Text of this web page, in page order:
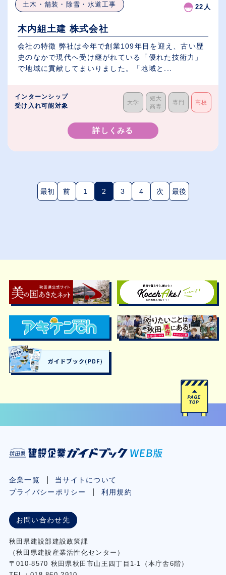
土木・舗装・除雪・水道工事 22人
木内組土建 株式会社
会社の特徴 弊社は今年で創業109年目を迎え、古い歴
史のなかで現代へ受け継がれている「優れた技術力」
で地域に貢献してまいりました。「地域と...
インターンシップ
受け入れ可能対象
大学
短大
高専
専門 高校
詳しくみる
最初 前 1 2(現在のページ)
3 4 次 最後
企業一覧
当サイトについて
プライバシーポリシー
利用規約
お問い合わせ先
秋⽥県建設部建設政策課
（秋⽥県建設産業活性化センター）
〒010-8570 秋田県秋田市⼭王四丁⽬1-1（本庁舎6階）